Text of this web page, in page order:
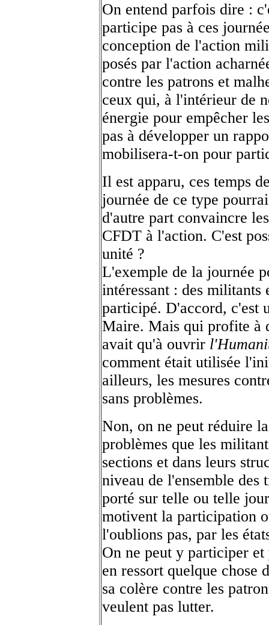
On entend parfois dire :
participe pas à ces
conception de l'action
posés par l'action
contre les patrons et
ceux qui, à l'intérieur de
énergie pour empêcher
pas à développer un
mobilisera-t-on pour
Il est apparu, ces temps
journée de ce type
d'autre part convaincre
CFDT à l'action. C'est
unité ?
L'exemple de la journée
intéressant : des militants
participé. D'accord, c'est
Maire. Mais qui profite à
avait qu'à ouvrir
comment était utilisée
ailleurs, les mesures
sans problèmes.
Non, on ne peut réduire
problèmes que les
sections et dans leurs
niveau de l'ensemble des
porté sur telle ou telle
motivent la participation
l'oublions pas, par les
On ne peut y participer
en ressort quelque chose
sa colère contre les
veulent pas lutter.